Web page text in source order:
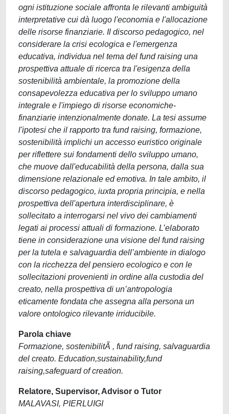
ogni istituzione sociale affronta le rilevanti ambiguità
interpretative cui dà luogo l'economia e l'allocazione
delle risorse finanziarie. Il discorso pedagogico, nel
considerare la crisi ecologica e l'emergenza
educativa, individua nel tema del fund raising una
prospettiva attuale di ricerca tra l'esigenza della
sostenibilità ambientale, la promozione della
consapevolezza educativa per lo sviluppo umano
integrale e l'impiego di risorse economiche-
finanziarie intenzionalmente donate. La tesi assume
l'ipotesi che il rapporto tra fund raising, formazione,
sostenibilità implichi un accesso euristico originale
per riflettere sui fondamenti dello sviluppo umano,
che muove dall'educabilità della persona, dalla sua
dimensione relazionale ed emotiva. In tale ambito, il
discorso pedagogico, iuxta propria principia, e nella
prospettiva dell'apertura interdisciplinare, è
sollecitato a interrogarsi nel vivo dei cambiamenti
legati ai processi attuali di formazione. L’elaborato
tiene in considerazione una visione del fund raising
per la tutela e salvaguardia dell’ambiente in dialogo
con la ricchezza del pensiero ecologico e con le
sollecitazioni provenienti in ordine alla custodia del
creato, nella prospettiva di un’antropologia
eticamente fondata che assegna alla persona un
valore ontologico rilevante irriducibile.
Parola chiave
Formazione, sostenibilitÃ , fund raising, salvaguardia
del creato. Education,sustainability,fund
raising,safeguard of creation.
Relatore, Supervisor, Advisor o Tutor
MALAVASI, PIERLUIGI